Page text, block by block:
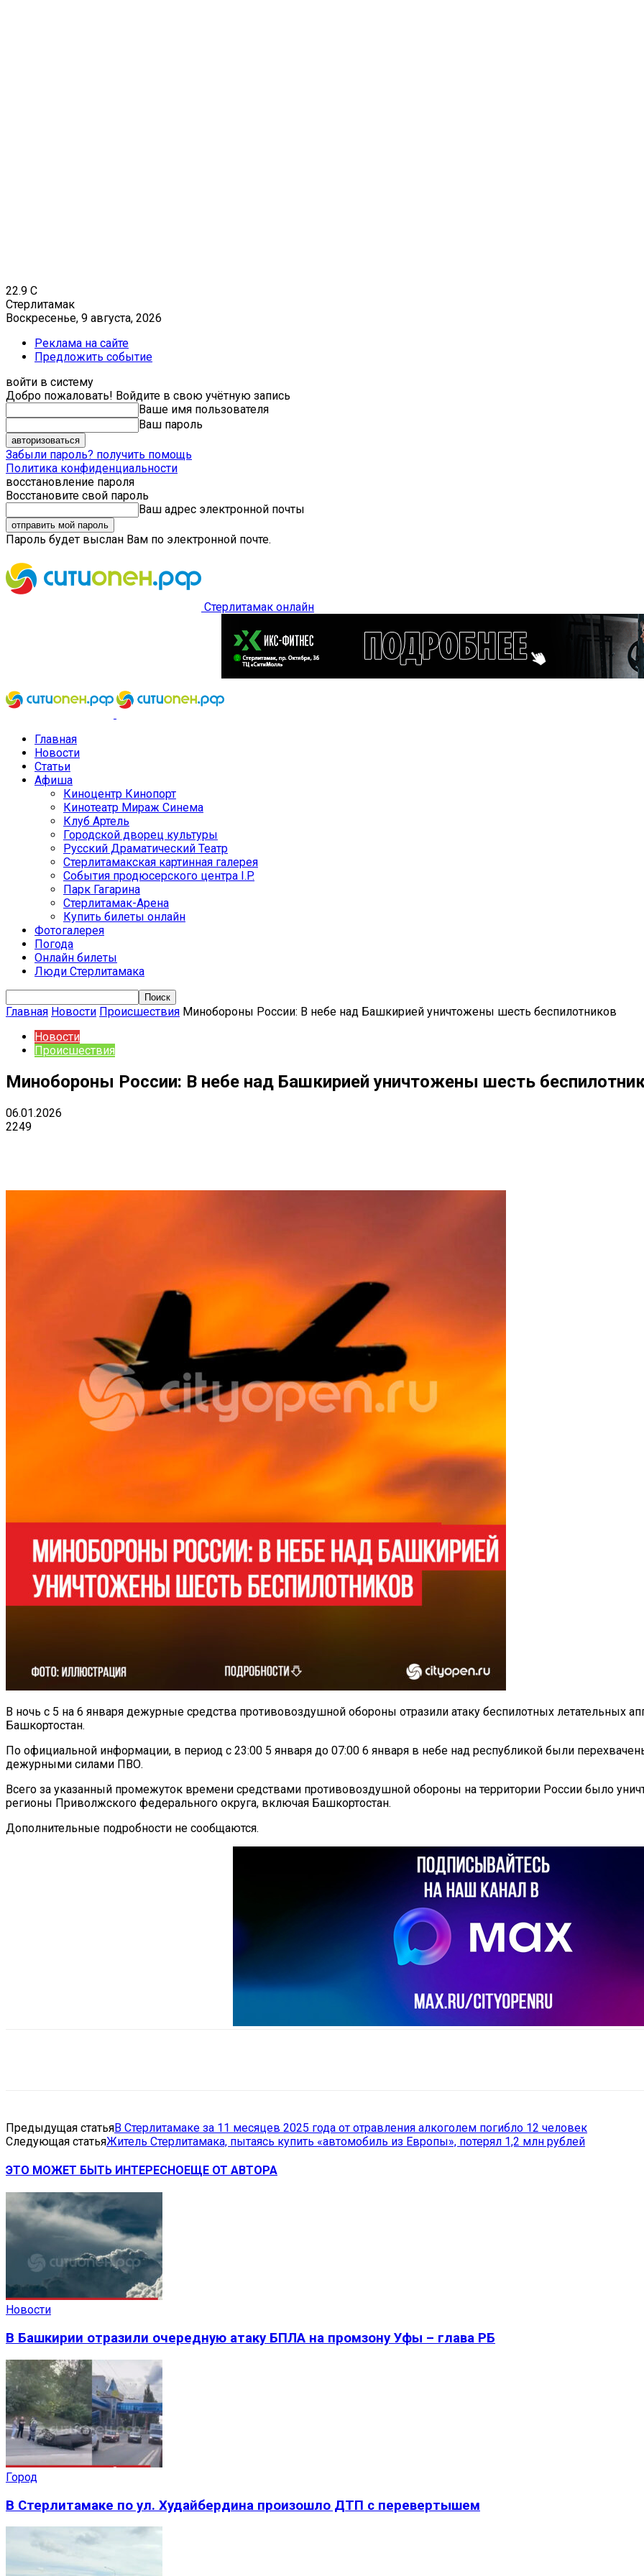
22.9 C
Стерлитамак
Воскресенье, 9 августа, 2026
Реклама на сайте
Предложить событие
войти в систему
Добро пожаловать! Войдите в свою учётную запись
Ваше имя пользователя
Ваш пароль
Забыли пароль? получить помощь
Политика конфиденциальности
восстановление пароля
Восстановите свой пароль
Ваш адрес электронной почты
Пароль будет выслан Вам по электронной почте.
Стерлитамак онлайн
Главная
Новости
Статьи
Афиша
Киноцентр Кинопорт
Кинотеатр Мираж Синема
Клуб Артель
Городской дворец культуры
Русский Драматический Театр
Стерлитамакская картинная галерея
События продюсерского центра I.P.
Парк Гагарина
Стерлитамак-Арена
Купить билеты онлайн
Фотогалерея
Погода
Онлайн билеты
Люди Стерлитамака
Главная Новости Происшествия Минобороны России: В небе над Башкирией уничтожены шесть беспилотников
Новости
Происшествия
Минобороны России: В небе над Башкирией уничтожены шесть
06.01.2026
2249
В ночь с 5 на 6 января дежурные средства противовоздушной обороны отразили атаку беспилотных летательных
Башкортостан.
По официальной информации, в период с 23:00 5 января до 07:00 6 января в небе над республикой были
дежурными силами ПВО.
Всего за указанный промежуток времени средствами противовоздушной обороны на территории России было
регионы Приволжского федерального округа, включая Башкортостан.
Дополнительные подробности не сообщаются.
Предыдущая статьяВ Стерлитамаке за 11 месяцев 2025 года от отравления алкоголем погибло 12 человек
Следующая статьяЖитель Стерлитамака, пытаясь купить «автомобиль из Европы», потерял 1,2 млн рублей
ЭТО МОЖЕТ БЫТЬ ИНТЕРЕСНОЕЩЕ ОТ АВТОРА
Новости
В Башкирии отразили очередную атаку БПЛА на промзону Уфы – глава РБ
Город
В Стерлитамаке по ул. Худайбердина произошло ДТП с перевертышем